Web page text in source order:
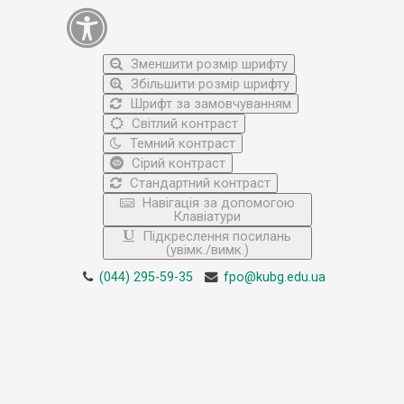
Зменшити розмір шрифту
Збільшити розмір шрифту
Шрифт за замовчуванням
Світлий контраст
Темний контраст
Сірий контраст
Стандартний контраст
Навігація за допомогою
Клавіатури
Підкреслення посилань
(увімк./вимк.)
(044) 295-59-35 fpo@kubg.edu.ua